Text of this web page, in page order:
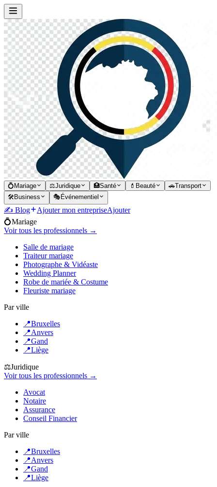
💍 Mariage ⚖️Juridique 🏥Santé 💄 Beauté 🚗Transport
🛠️Business 🎭 Événementiel
✍️ Blog Ajouter mon entrepriseAjouter
💍Mariage
Voir tous les professionnels →
Salle de mariage
Traiteur mariage
Photographe & Vidéaste
Wedding Planner
Robe de mariée & Costume
Fleuriste mariage
Par ville
📍Bruxelles
📍Anvers
📍Gand
📍Liège
⚖️Juridique
Voir tous les professionnels →
Avocat
Notaire
Assurance
Conseil Financier
Par ville
📍Bruxelles
📍Anvers
📍Gand
📍Liège